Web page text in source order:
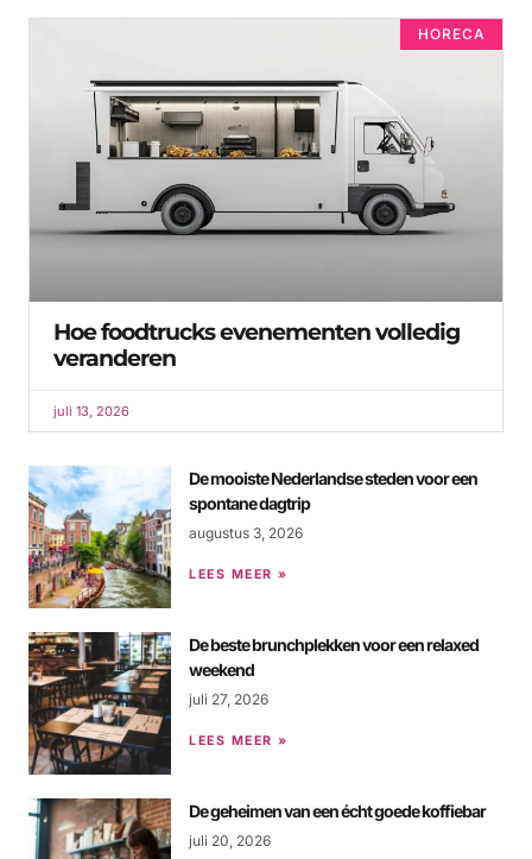
HORECA
Hoe foodtrucks evenementen volledig
veranderen
juli 13, 2026
De mooiste Nederlandse steden voor een
spontane dagtrip
augustus 3, 2026
LEES MEER »
De beste brunchplekken voor een relaxed
weekend
juli 27, 2026
LEES MEER »
De geheimen van een écht goede koffiebar
juli 20, 2026